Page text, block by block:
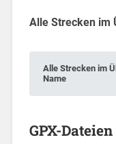
Alle Strecken im
Alle Strecken im
Name
GPX-Dateien